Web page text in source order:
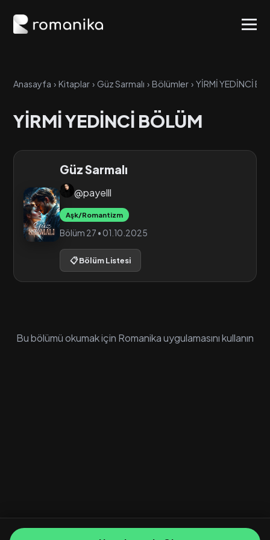
Anasayfa › Kitaplar › Güz Sarmalı › Bölümler › YİRMİ YEDİNCİ
YİRMİ YEDİNCİ BÖLÜM
Güz Sarmalı
@payelll
Aşk/Romantizm
Bölüm 27 • 01.10.2025
📋 Bölüm Listesi
Bu bölümü okumak için Romanika uygulamasını kullanın